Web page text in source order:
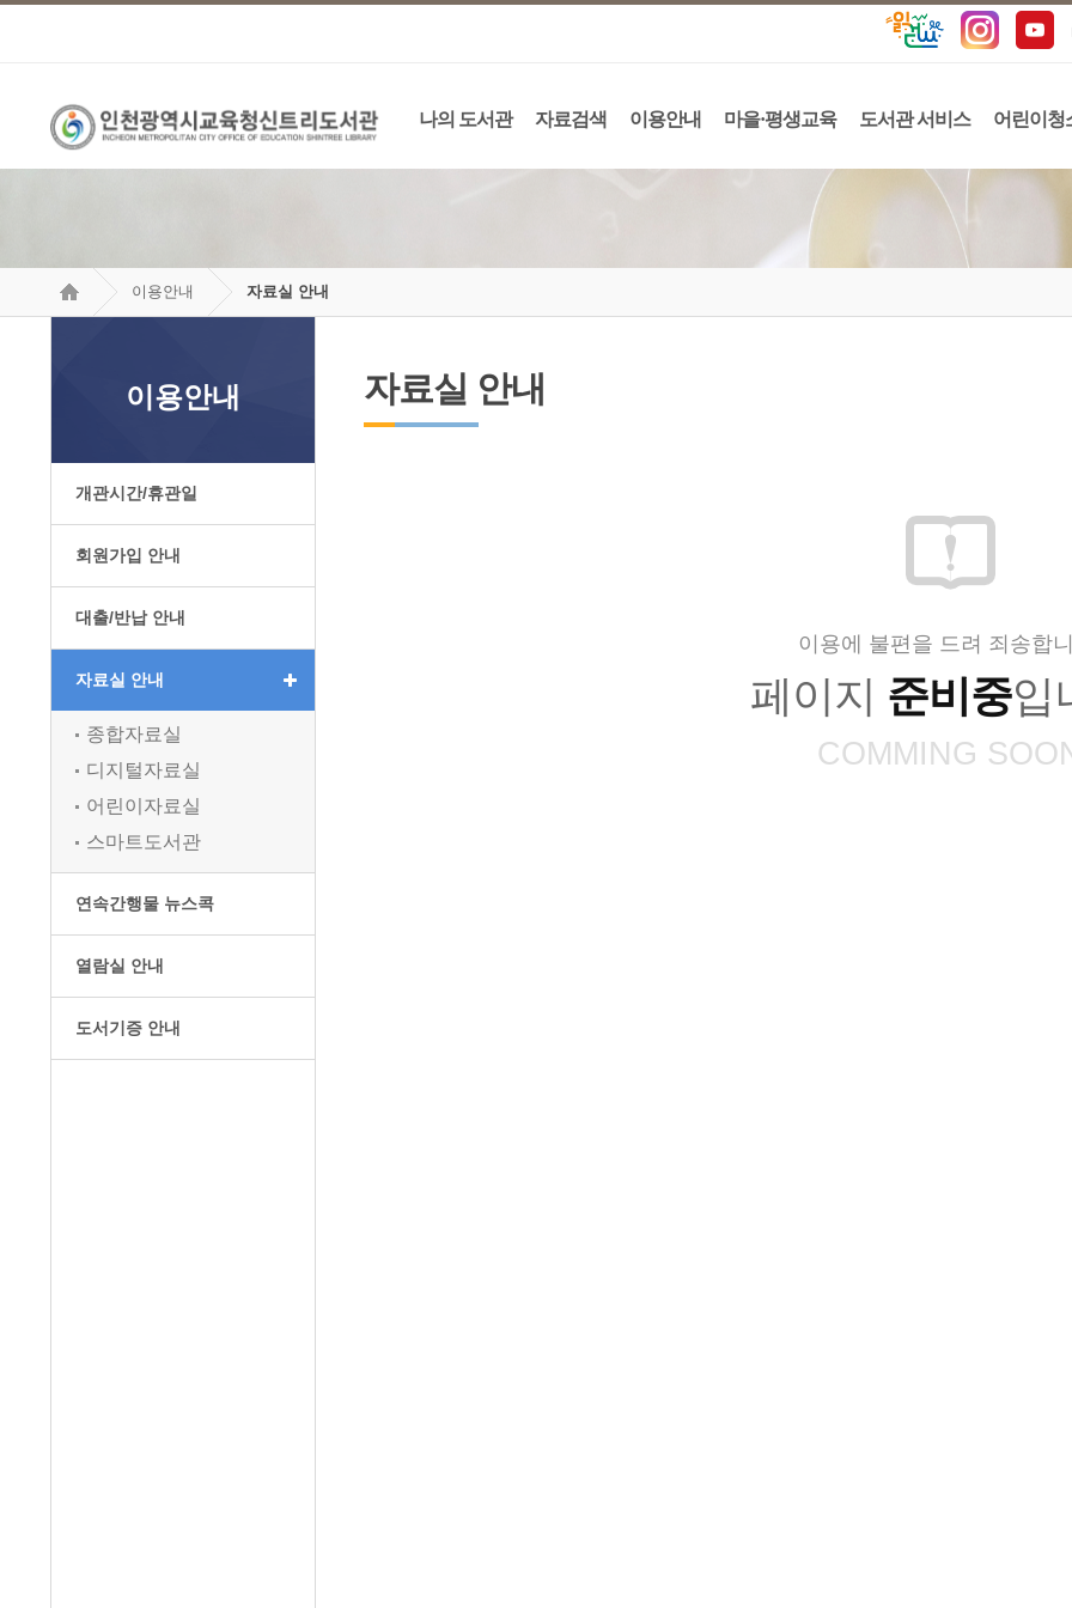
나의 도서관 자료검색 이용안내 마을·평생교육 도서관 서비스 어린이청
이용안내 자료실 안내
이용안내
개관시간/휴관일
회원가입 안내
대출/반납 안내
자료실 안내
종합자료실
디지털자료실
어린이자료실
스마트도서관
연속간행물 뉴스콕
열람실 안내
도서기증 안내
자료실 안내
이용에 불편을 드려 죄송합
페이지 준비중입
COMMING